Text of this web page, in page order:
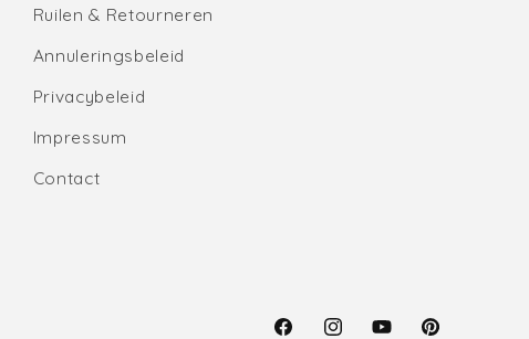
Ruilen & Retourneren
Annuleringsbeleid
Privacybeleid
Impressum
Contact